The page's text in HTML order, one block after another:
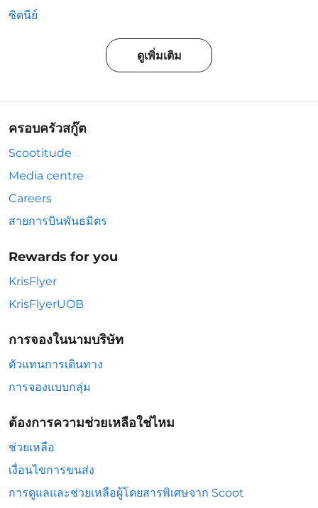
ซิดนีย์
ดูเพิ่มเติม
ครอบครัวสกู๊ต
Scootitude
Media centre
Careers
สายการบินพันธมิตร
Rewards for you
KrisFlyer
KrisFlyerUOB
การจองในนามบริษัท
ตัวแทนการเดินทาง
การจองแบบกลุ่ม
ต้องการความช่วยเหลือใช่ไหม
ช่วยเหลือ
เงื่อนไขการขนส่ง
การดูแลและช่วยเหลือผู้โดยสารพิเศษจาก Scoot